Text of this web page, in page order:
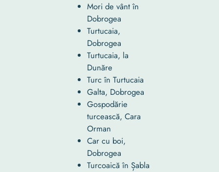
Mori de vânt în
Dobrogea
Turtucaia,
Dobrogea
Turtucaia, la
Dunăre
Turc în Turtucaia
Galta, Dobrogea
Gospodărie
turcească, Cara
Orman
Car cu boi,
Dobrogea
Turcoaică în Șabla